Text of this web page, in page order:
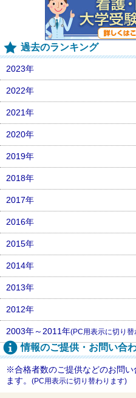
過去のランキング
2023年
2022年
2021年
2020年
2019年
2018年
2017年
2016年
2015年
2014年
2013年
2012年
2003年～2011年(PC用表示に切り替
情報のご提供・お問い合
※合格者数のご提供などのお問い
ます。 (PC用表示に切り替わります)